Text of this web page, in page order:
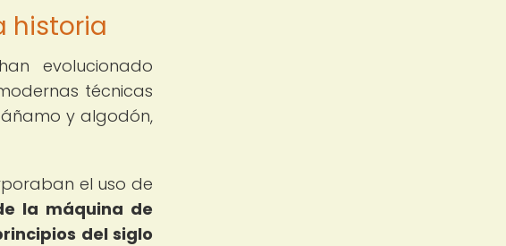
historia
evolucionado
técnicas
y algodón,
el uso de
la máquina de
del siglo